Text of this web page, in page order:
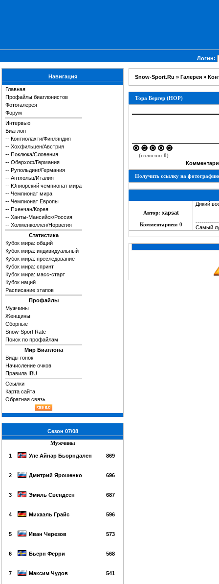
Логин:
Навигация
Главная
Профайлы биатлонистов
Фотогалерея
Форум
Интервью
Биатлон
-- Контиолахти/Финляндия
-- Хохфильцен/Австрия
-- Поклюка/Словения
-- Оберхоф/Германия
-- Рупольдинг/Германия
-- Антхольц/Италия
-- Юниорский чемпионат мира
-- Чемпионат мира
-- Чемпионат Европы
-- Пхенчан/Корея
-- Ханты-Мансийск/Россия
-- Холменколлен/Норвегия
Статистика
Кубок мира: общий
Кубок мира: индивидуальный
Кубок мира: преследование
Кубок мира: спринт
Кубок мира: масс-старт
Кубок наций
Расписание этапов
Профайлы
Мужчины
Женщины
Сборные
Snow-Sport Rate
Поиск по профайлам
Мир Биатлона
Виды гонок
Начисление очков
Правила IBU
Ссылки
Карта сайта
Обратная связь
Сезон 07/08
Мужчины
1 Уле Айнар Бьорндален 869
2 Дмитрий Ярошенко 696
3 Эмиль Свендсен 687
4 Михаэль Грайс 596
5 Иван Черезов 573
6 Бьерн Ферри 568
7 Максим Чудов 541
Snow-Sport.Ru » Галерея »
Тора Бергер (НОР)
(голосов: 0)
Получить ссылку на фотографию
Автор: xapsat
Комментариев: 0
Дикий
Самый